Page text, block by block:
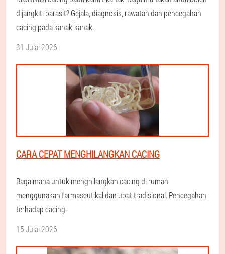
dijangkiti parasit? Gejala, diagnosis, rawatan dan pencegahan
cacing pada kanak-kanak.
31 Julai 2026
CARA CEPAT MENGHILANGKAN CACING
Bagaimana untuk menghilangkan cacing di rumah
menggunakan farmaseutikal dan ubat tradisional. Pencegahan
terhadap cacing.
15 Julai 2026